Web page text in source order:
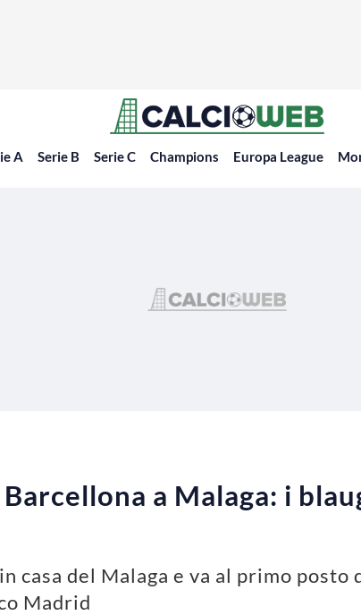
A Serie B Serie C Champions Europa League
a Malaga: i
casa del Malaga e va al primo posto
Madrid